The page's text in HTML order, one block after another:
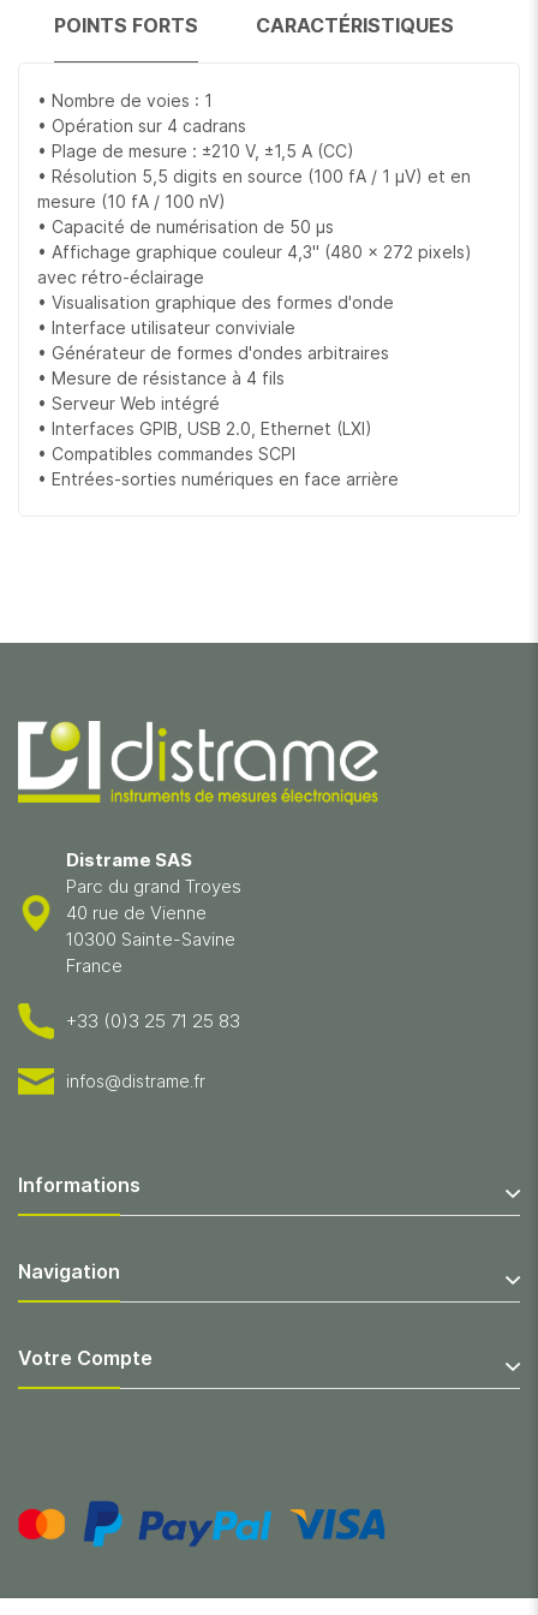
POINTS FORTS CARACTÉRISTIQUES
• Nombre de voies : 1
• Opération sur 4 cadrans
• Plage de mesure : ±210 V, ±1,5 A (CC)
• Résolution 5,5 digits en source (100 fA / 1 µV) et en
mesure (10 fA / 100 nV)
• Capacité de numérisation de 50 µs
• Affichage graphique couleur 4,3'' (480 x 272 pixels)
avec rétro-éclairage
• Visualisation graphique des formes d'onde
• Interface utilisateur conviviale
• Générateur de formes d'ondes arbitraires
• Mesure de résistance à 4 fils
• Serveur Web intégré
• Interfaces GPIB, USB 2.0, Ethernet (LXI)
• Compatibles commandes SCPI
• Entrées-sorties numériques en face arrière
Distrame SAS
Parc du grand Troyes
40 rue de Vienne
10300 Sainte-Savine
France
+33 (0)3 25 71 25 83
infos@distrame.fr
Informations
Navigation
Votre Compte